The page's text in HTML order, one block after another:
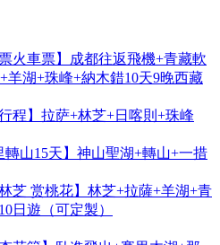
火車票】成都往返飛機+青藏軟
羊湖+珠峰+納木錯10天9晚西藏
程】拉萨+林芝+日喀則+珠峰
轉山15天】神山聖湖+轉山+一措
芝 赏桃花】林芝+拉薩+羊湖+青
日遊（可定製）